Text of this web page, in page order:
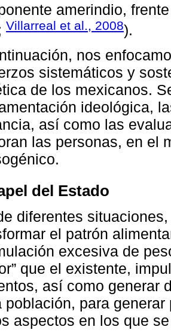
amerindio,
Villarreal et al., 2008).
nos
sistemáticos y
de los mexicanos.
ideológica,
así como las
las personas, en el
del Estado
diferentes
el patrón
excesiva de
que el existente,
así como generar
población, para
aspectos en los que